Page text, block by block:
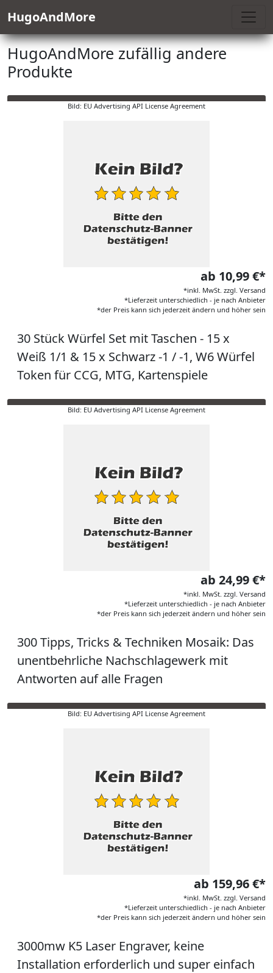
HugoAndMore
HugoAndMore zufällig andere
Produkte
Bild: EU Advertising API License Agreement
ab 10,99 €*
*inkl. MwSt. zzgl. Versand
*Lieferzeit unterschiedlich - je nach Anbieter
*der Preis kann sich jederzeit ändern und höher sein
30 Stück Würfel Set mit Taschen - 15 x
Weiß 1/1 & 15 x Schwarz -1 / -1, W6 Würfel
Token für CCG, MTG, Kartenspiele
Bild: EU Advertising API License Agreement
ab 24,99 €*
*inkl. MwSt. zzgl. Versand
*Lieferzeit unterschiedlich - je nach Anbieter
*der Preis kann sich jederzeit ändern und höher sein
300 Tipps, Tricks & Techniken Mosaik: Das
unentbehrliche Nachschlagewerk mit
Antworten auf alle Fragen
Bild: EU Advertising API License Agreement
ab 159,96 €*
*inkl. MwSt. zzgl. Versand
*Lieferzeit unterschiedlich - je nach Anbieter
*der Preis kann sich jederzeit ändern und höher sein
3000mw K5 Laser Engraver, keine
Installation erforderlich und super einfach